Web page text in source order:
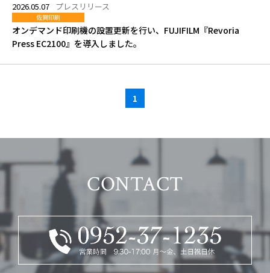
2026.05.07 プレスリリース
佐賀印刷
オンデマンド印刷機の設置更新を行い、FUJIFILM『Revoria
Press EC2100』を導入しました。
1
CONTACT